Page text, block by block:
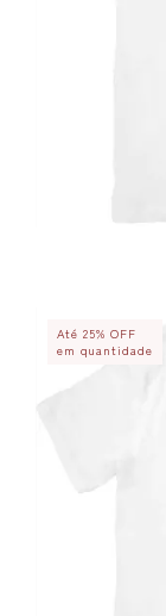
Até 25% OFF
em quantidade